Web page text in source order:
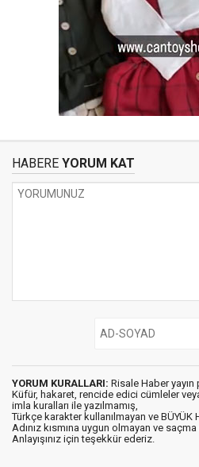
HABERE YORUM KAT
YORUM KURALLARI: Risale Haber
Küfür, hakaret, rencide edici cümleler
imla kuralları ile yazılmamış,
Türkçe karakter kullanılmayan ve BÜYÜK
Adınız kısmına uygun olmayan ve
Anlayışınız için teşekkür ederiz.